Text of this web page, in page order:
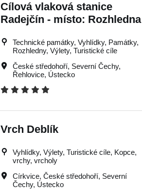
Cílová vlaková stanice
Radejčín - místo: Rozhledna
Technické památky, Vyhlídky, Památky,
Rozhledny, Výlety, Turistické cíle
České středohoří, Severní Čechy,
Řehlovice, Ústecko
Vrch Deblík
Vyhlídky, Výlety, Turistické cíle, Kopce,
vrchy, vrcholy
Církvice,České středohoří, Severní
Čechy, Ústecko